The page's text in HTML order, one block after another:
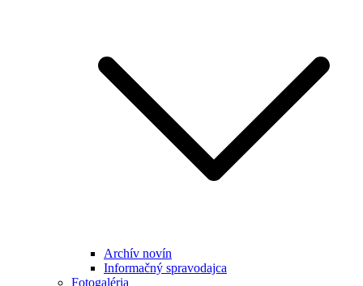
Archív novín
Informačný spravodajca
Fotogaléria